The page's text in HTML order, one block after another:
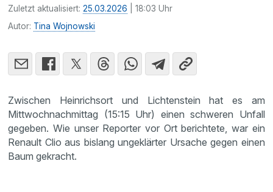
Zuletzt aktualisiert:25.03.2026 | 18:03 Uhr
Autor: Tina Wojnowski
Zwischen Heinrichsort und Lichtenstein hat es am
Mittwochnachmittag (15:15 Uhr) einen schweren Unfall
gegeben. Wie unser Reporter vor Ort berichtete, war ein
Renault Clio aus bislang ungeklärter Ursache gegen einen
Baum gekracht.